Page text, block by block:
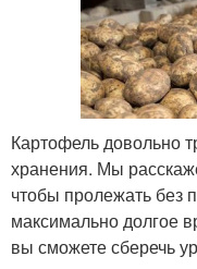
Картофель довольно
хранения. Мы
чтобы пролежать без
максимально долгое
вы сможете сберечь